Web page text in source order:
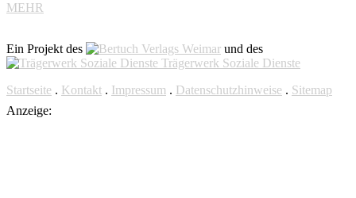
MEHR
Ein Projekt des Verlags Weimar und des
Trägerwerk Soziale Dienste
Startseite . Kontakt . Impressum . Datenschutzhinweise . Sitemap
Anzeige: